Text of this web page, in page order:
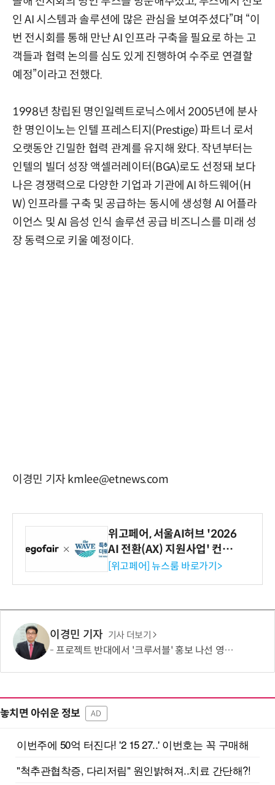
인 AI 시스템과 솔루션에 많은 관심을 보여주셨다”며 “이
번 전시회를 통해 만난 AI 인프라 구축을 필요로 하는 고
객들과 협력 논의를 심도 있게 진행하여 수주로 연결할
예정”이라고 전했다.
1998년 창립된 명인일렉트로닉스에서 2005년에 분사
한 명인이노는 인텔 프레스티지(Prestige) 파트너 로서
오랫동안 긴밀한 협력 관계를 유지해 왔다. 작년부터는
인텔의 빌더 성장 액셀러레이터(BGA)로도 선정돼 보다
나은 경쟁력으로 다양한 기업과 기관에 AI 하드웨어(H
W) 인프라를 구축 및 공급하는 동시에 생성형 AI 어플라
이언스 및 AI 음성 인식 솔루션 공급 비즈니스를 미래 성
장 동력으로 키울 예정이다.
이경민 기자 kmlee@etnews.com
위고페어, 서울AI허브 '2026
AI 전환(AX) 지원사업' 컨소
시엄 선정
[위고페어] 뉴스룸 바로가기>
이경민 기자 기사 더보기
프로젝트 반대에서 '크루서블' 홍보 나선 영풍·MBK, '말바꾸기' 이어 '주주권' 논란
놓치면 아쉬운 정보 AD